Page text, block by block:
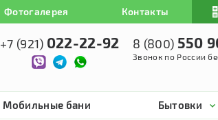
Фотогалерея Контакты
+7 (921) 022-22-92 8 (800) 550
Звонок по России
Мобильные бани Бытовки